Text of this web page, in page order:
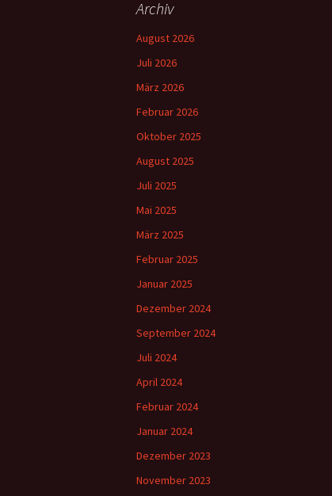
Archiv
August 2026
Juli 2026
März 2026
Februar 2026
Oktober 2025
August 2025
Juli 2025
Mai 2025
März 2025
Februar 2025
Januar 2025
Dezember 2024
September 2024
Juli 2024
April 2024
Februar 2024
Januar 2024
Dezember 2023
November 2023